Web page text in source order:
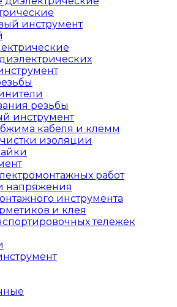
инструмент
резьбы
инструмент
кабеля и клемм
изоляции
работ
напряжения
инструмента
и клея
тележек